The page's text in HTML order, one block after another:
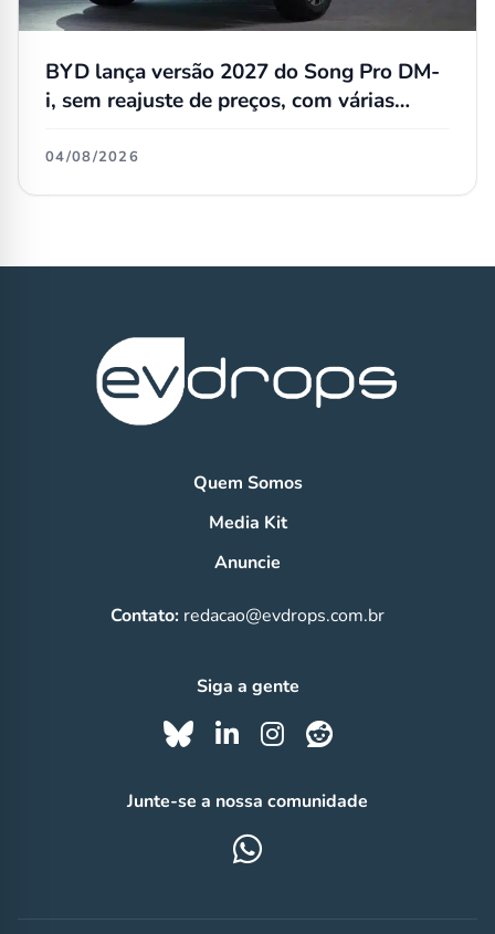
BYD lança versão 2027 do Song Pro DM-
i, sem reajuste de preços, com várias
04/08/2026
Quem Somos
Media Kit
Anuncie
Contato: redacao@evdrops.com.br
Siga a gente
Junte-se a nossa comunidade